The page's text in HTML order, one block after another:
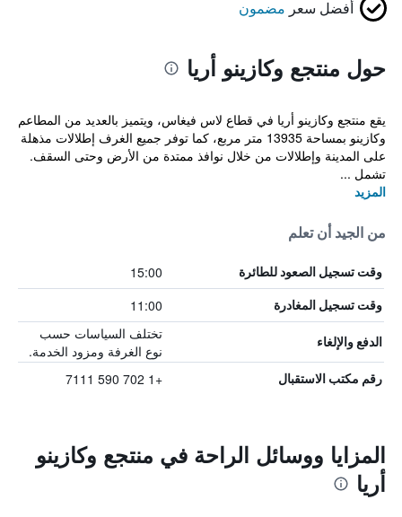
أفضل سعر مضمون
حول منتجع وكازينو أريا
يقع منتجع وكازينو أريا في قطاع لاس فيغاس، ويتميز بالعديد من المطاعم
وكازينو بمساحة 13935 متر مربع، كما توفر جميع الغرف إطلالات مذهلة
على المدينة وإطلالات من خلال نوافذ ممتدة من الأرض وحتى السقف.
تشمل ...
المزيد
من الجيد أن تعلم
وقت تسجيل الصعود للطائرة 15:00
وقت تسجيل المغادرة 11:00
الدفع والإلغاء
تختلف السياسات حسب
نوع الغرفة ومزود الخدمة.
رقم مكتب الاستقبال +1 702 590 7111
المزايا ووسائل الراحة في منتجع وكازينو
أريا